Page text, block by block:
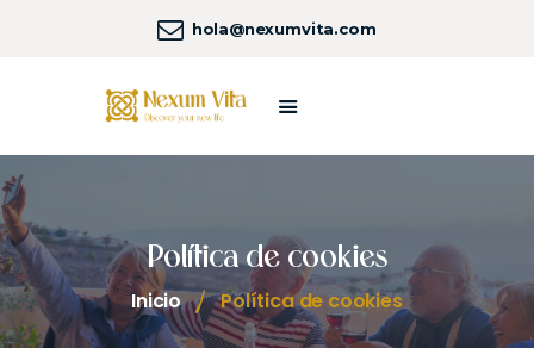
hola@nexumvita.com
Política de cookies
Inicio Política de cookies
SOBRE NEXUM VITA
NUESTROS SERVICIOS
NEXUM LIFE
COSTA DORADA
UNIVERSO NEXUM